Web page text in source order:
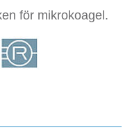
för mikrokoagel.